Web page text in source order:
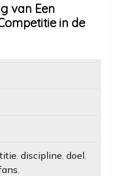
van Een
in de
discipline doel